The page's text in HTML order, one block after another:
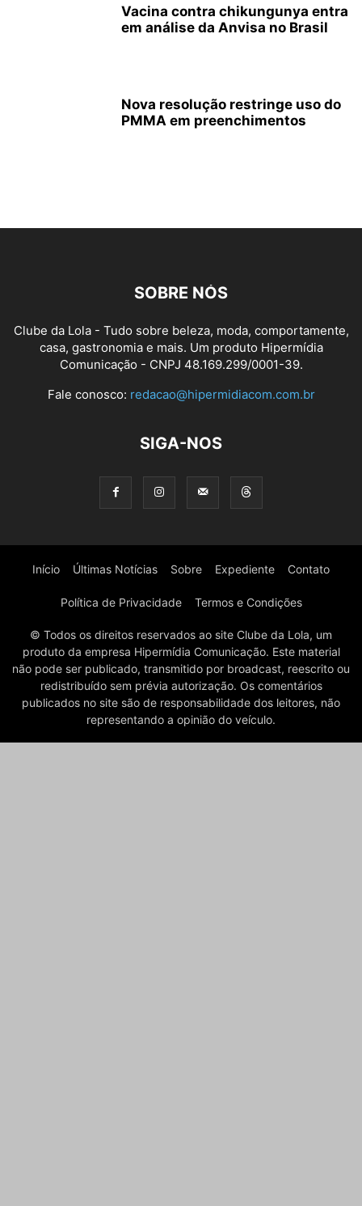
Vacina contra chikungunya entra
em análise da Anvisa no Brasil
Nova resolução restringe uso do
PMMA em preenchimentos
SOBRE NÓS
Clube da Lola - Tudo sobre beleza, moda, comportamente,
casa, gastronomia e mais. Um produto Hipermídia
Comunicação - CNPJ 48.169.299/0001-39.
Fale conosco: redacao@hipermidiacom.com.br
SIGA-NOS
Início Últimas Notícias Sobre Expediente Contato
Política de Privacidade Termos e Condições
© Todos os direitos reservados ao site Clube da Lola, um
produto da empresa Hipermídia Comunicação. Este material
não pode ser publicado, transmitido por broadcast, reescrito ou
redistribuído sem prévia autorização. Os comentários
publicados no site são de responsabilidade dos leitores, não
representando a opinião do veículo.